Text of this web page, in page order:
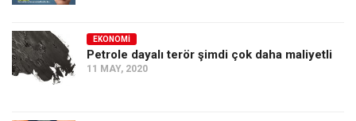
EKONOMI
Petrole dayalı terör şimdi çok daha maliyetli
11 MAY, 2020